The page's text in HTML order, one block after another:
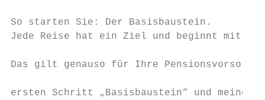
So starten Sie: Der Basisbaustein.
Jede Reise hat ein Ziel und beginnt mit
Das gilt genauso für Ihre
ersten Schritt „Basisbaustein“ und meinen